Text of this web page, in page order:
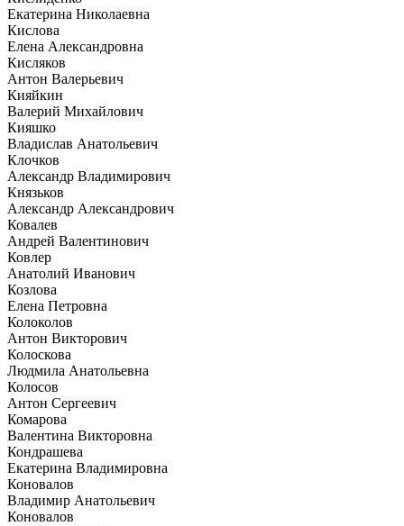
Екатерина Николаевна
Кислова
Елена Александровна
Кисляков
Антон Валерьевич
Кияйкин
Валерий Михайлович
Кияшко
Владислав Анатольевич
Клочков
Александр Владимирович
Князьков
Александр Александрович
Ковалев
Андрей Валентинович
Ковлер
Анатолий Иванович
Козлова
Елена Петровна
Колоколов
Антон Викторович
Колоскова
Людмила Анатольевна
Колосов
Антон Сергеевич
Комарова
Валентина Викторовна
Кондрашева
Екатерина Владимировна
Коновалов
Владимир Анатольевич
Коновалов